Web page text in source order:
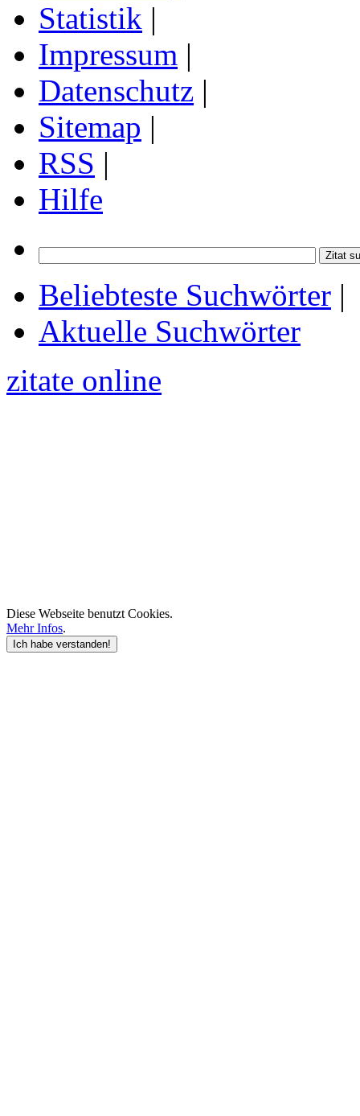
Statistik |
Impressum |
Datenschutz |
Sitemap |
RSS |
Hilfe
Beliebteste Suchwörter |
Aktuelle Suchwörter
zitate online
Diese Webseite benutzt Cookies.
Mehr Infos.
Ich habe verstanden!